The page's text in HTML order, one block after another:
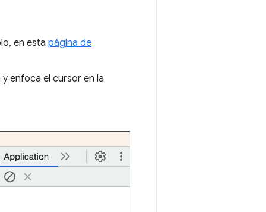
en esta página de
enfoca el cursor en la